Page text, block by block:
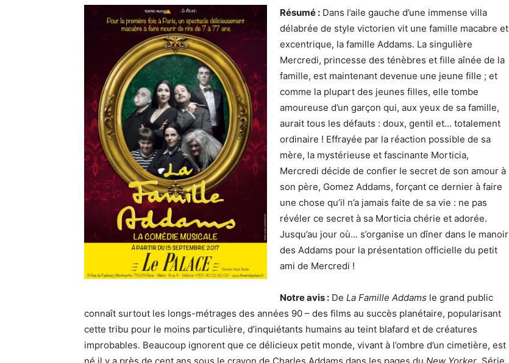
Résumé : Dans l’aile gauche d’une immense villa
délabrée de style victorien vit une famille macabre et
excentrique, la famille Addams. La singulière
Mercredi, princesse des ténèbres et fille aînée de la
famille, est maintenant devenue une jeune fille ; et
comme la plupart des jeunes filles, elle tombe
amoureuse d’un garçon qui, aux yeux de sa famille,
aurait tous les défauts : doux, gentil et... totalement
ordinaire ! Effrayée par la réaction possible de sa
mère, la mystérieuse et fascinante Morticia,
Mercredi décide de confier le secret de son amour à
son père, Gomez Addams, forçant ce dernier à faire
une chose qu’il n’a jamais faite de sa vie : ne pas
révéler ce secret à sa Morticia chérie et adorée.
Jusqu’au jour où... s’organise un dîner dans le manoir
des Addams pour la présentation officielle du petit
ami de Mercredi !
Notre avis : De La Famille Addams le grand public
connaît surtout les longs-métrages des années 90 – des films au succès planétaire, popularisant
cette tribu pour le moins particulière, d’inquiétants humains au teint blafard et de créatures
improbables. Beaucoup ignorent que ce délicieux petit monde, vivant à l’ombre d’un cimetière, est